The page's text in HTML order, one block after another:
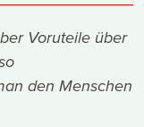
Voruteile über
den Menschen